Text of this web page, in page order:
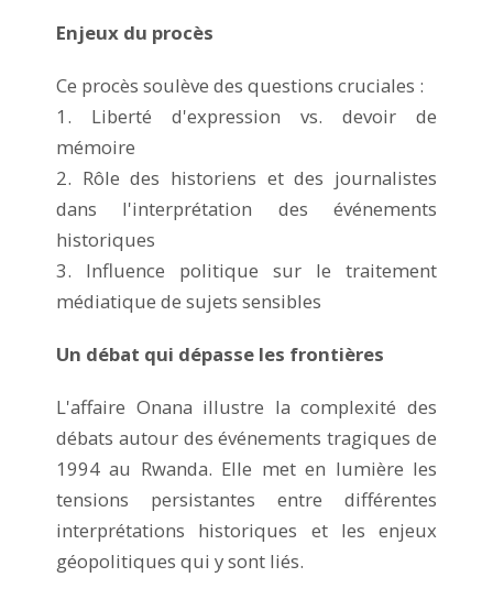
Enjeux du procès
Ce procès soulève des questions cruciales :
1. Liberté d'expression vs. devoir de
mémoire
2. Rôle des historiens et des journalistes
dans l'interprétation des événements
historiques
3. Influence politique sur le traitement
médiatique de sujets sensibles
Un débat qui dépasse les frontières
L'affaire Onana illustre la complexité des
débats autour des événements tragiques de
1994 au Rwanda. Elle met en lumière les
tensions persistantes entre différentes
interprétations historiques et les enjeux
géopolitiques qui y sont liés.